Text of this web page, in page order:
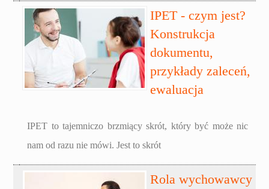
IPET - czym jest?
Konstrukcja
dokumentu,
przykłady zaleceń,
ewaluacja
IPET to tajemniczo brzmiący skrót, który być może nic
nam od razu nie mówi. Jest to skrót
Rola wychowawcy